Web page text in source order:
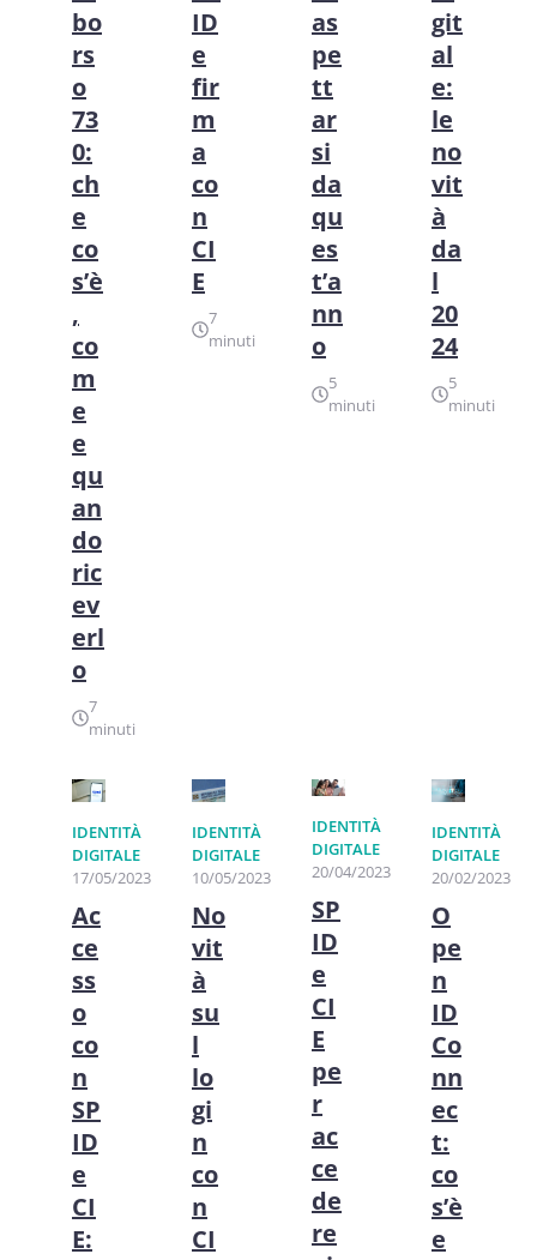
bo
rs
o
73
0:
ch
e
co
s’è
,
co
m
e
e
qu
an
do
ric
ev
erl
o
7
minuti
ID
e
fir
m
a
co
n
CI
E
7
minuti
as
pe
tt
ar
si
da
qu
es
t’a
nn
o
5
minuti
git
al
e:
le
no
vit
à
da
l
20
24
5
minuti
IDENTITÀ
DIGITALE
17/05/2023
Ac
ce
ss
o
co
n
SP
ID
e
CI
E:
IDENTITÀ
DIGITALE
10/05/2023
No
vit
à
su
l
lo
gi
n
co
n
CI
IDENTITÀ
DIGITALE
20/04/2023
SP
ID
e
CI
E
pe
r
ac
ce
de
re
IDENTITÀ
DIGITALE
20/02/2023
O
pe
n
ID
Co
nn
ec
t:
co
s’è
e